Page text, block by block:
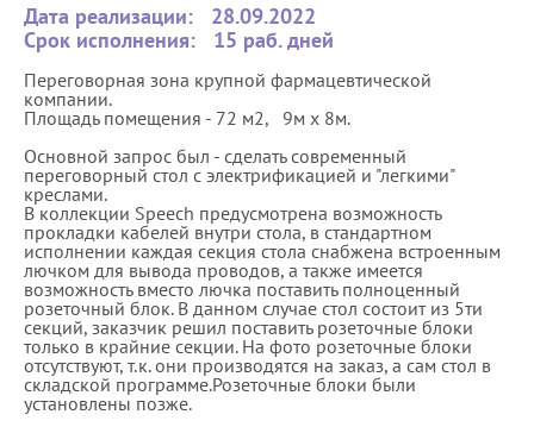
Дата реализации:
28.09.2022
Срок исполнения:
15 раб. дней
Переговорная зона крупной фармацевтической
компании.
Площадь помещения - 72 м2, 9м х 8м.
Основной запрос был - сделать современный
переговорный стол с электрификацией и "легкими"
креслами.
В коллекции Speech предусмотрена возможность
прокладки кабелей внутри стола, в стандартном
исполнении каждая секция стола снабжена встроенным
лючком для вывода проводов, а также имеется
возможность вместо лючка поставить полноценный
розеточный блок. В данном случае стол состоит из 5ти
секций, заказчик решил поставить розеточные блоки
только в крайние секции. На фото розеточные блоки
отсутствуют, т.к. они производятся на заказ, а сам стол в
складской программе.Розеточные блоки были
установлены позже.